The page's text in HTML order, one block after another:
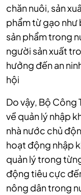
chăn nuôi, sản
phẩm từ gạo như
sản phẩm trong
người sản xuất
hưởng đến an
hội
Do vậy, Bộ Công
về quản lý nhập
nhà nước chủ
hoạt động nhập
quản lý trong
động tiêu cực
nông dân trong